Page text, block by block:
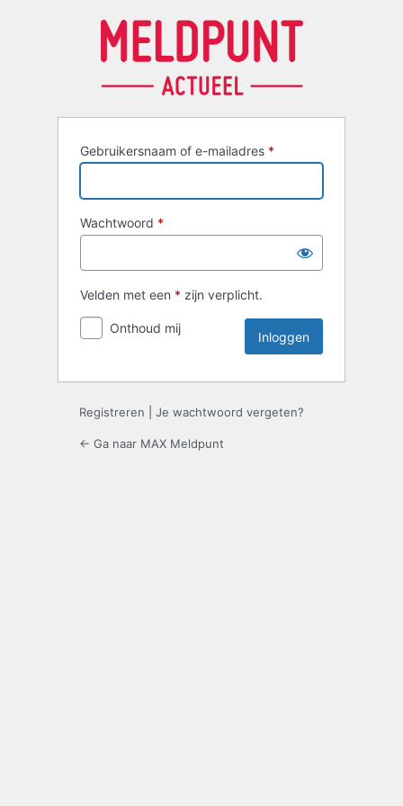
Gebruikersnaam of e-mailadres *
Wachtwoord *
Velden met een * zijn verplicht.
Onthoud mij
Registreren Je wachtwoord vergeten?
← Ga naar MAX Meldpunt